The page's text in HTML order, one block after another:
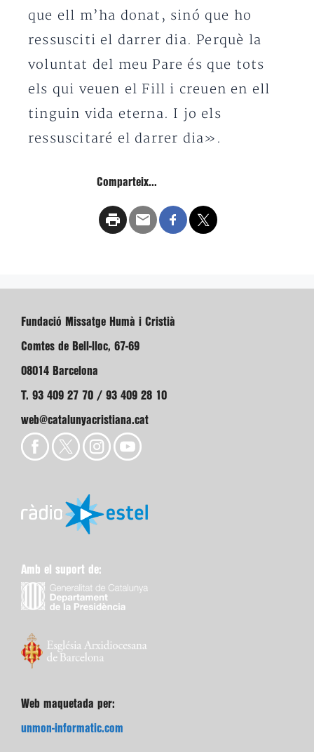
que ell m’ha donat, sinó que ho
ressusciti el darrer dia. Perquè la
voluntat del meu Pare és que tots
els qui veuen el Fill i creuen en ell
tinguin vida eterna. I jo els
ressuscitaré el darrer dia».
Comparteix...
Fundació Missatge Humà i Cristià
Comtes de Bell-lloc, 67-69
08014 Barcelona
T. 93 409 27 70 / 93 409 28 10
web@catalunyacristiana.cat
Amb el suport de:
Web maquetada per:
unmon-informatic.com